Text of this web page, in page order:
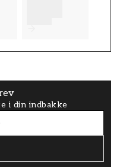
i din indbakke